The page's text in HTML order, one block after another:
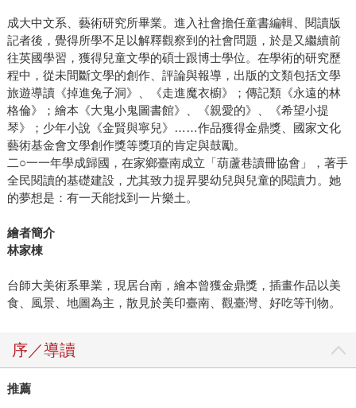
成大中文系、藝術研究所畢業。進入社會擔任童書編輯、閱讀版
記者後，覺得所學不足以解釋觀察到的社會問題，於是又繼續前
往英國學習，獲得兒童文學的碩士跟博士學位。在學術的研究歷
程中，從未間斷文學的創作、評論與報導，出版的文類包括文學
旅遊導讀《掉進兔子洞》、《走進魔衣櫥》；傳記類《永遠的林
格倫》；繪本《大鬼小鬼圖書館》、《親愛的》、《希望小提
琴》；少年小說《金賢與寧兒》……作品獲得金鼎獎、國家文化
藝術基金會文學創作獎等獎項的肯定與鼓勵。
二○一一年學成歸國，在家鄉臺南成立「葫蘆巷讀冊協會」，著手
全民閱讀的基礎建設，尤其致力提昇嬰幼兒與兒童的閱讀力。她
的夢想是：有一天能找到一片樂土。
繪者簡介
林家棟
台師大美術系畢業，現居台南，繪本曾獲金鼎獎，插畫作品以美
食、風景、地圖為主，散見於美印臺南、觀臺灣、好吃等刊物。
序／導讀
推薦